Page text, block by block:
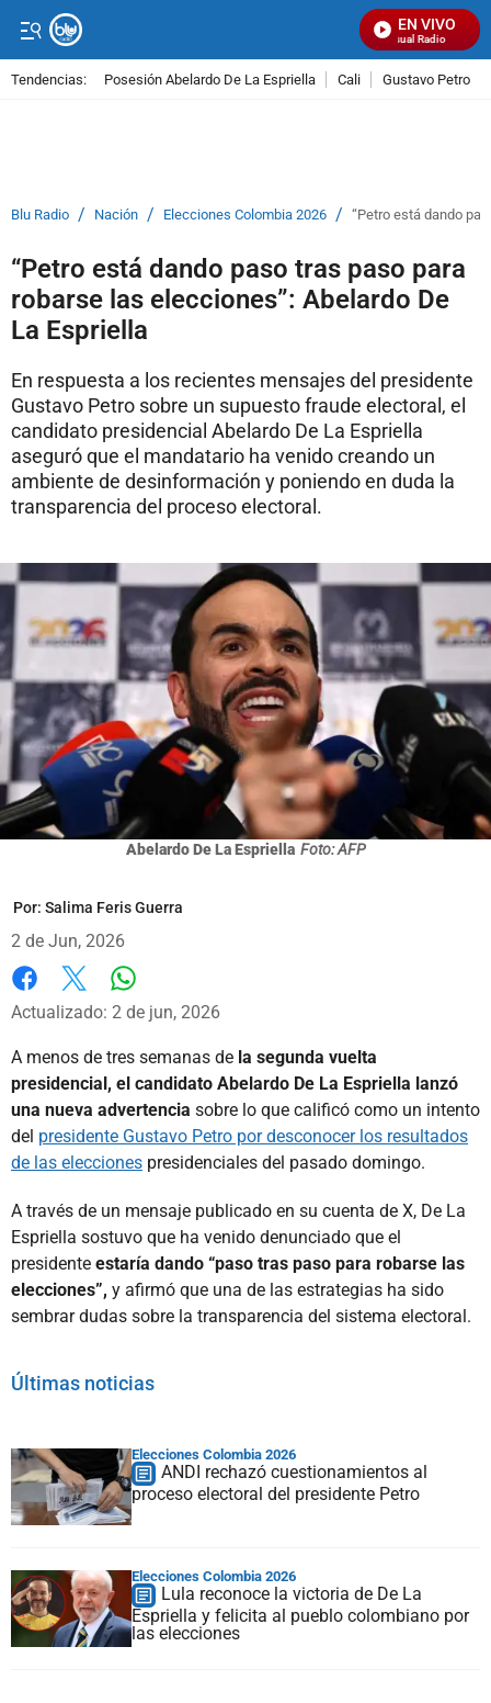
EN VIVO
Señal Visual Radio
Tendencias: Posesión Abelardo De La Espriella Cali Gustavo Petro
Blu Radio / Nación / Elecciones Colombia 2026 / “Petro está dando
“Petro está dando paso tras paso para
robarse las elecciones”: Abelardo De
La Espriella
En respuesta a los recientes mensajes del presidente
Gustavo Petro sobre un supuesto fraude electoral, el
candidato presidencial Abelardo De La Espriella
aseguró que el mandatario ha venido creando un
ambiente de desinformación y poniendo en duda la
transparencia del proceso electoral.
Abelardo De La Espriella Foto: AFP
Por: Salima Feris Guerra
2 de Jun, 2026
Facebook
X
Actualizado: 2 de jun, 2026
A menos de tres semanas de la segunda vuelta
presidencial, el candidato Abelardo De La Espriella lanzó
una nueva advertencia sobre lo que calificó como un intento
del presidente Gustavo Petro por desconocer los resultados
de las elecciones presidenciales del pasado domingo.
A través de un mensaje publicado en su cuenta de X, De La
Espriella sostuvo que ha venido denunciado que el
presidente estaría dando “paso tras paso para robarse las
elecciones”, y afirmó que una de las estrategias ha sido
sembrar dudas sobre la transparencia del sistema electoral.
Últimas noticias
Elecciones Colombia 2026
ANDI rechazó cuestionamientos al
proceso electoral del presidente Petro
Elecciones Colombia 2026
Lula reconoce la victoria de De La
Espriella y felicita al pueblo colombiano por
las elecciones